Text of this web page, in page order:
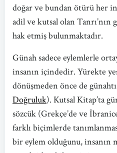
doğar ve bundan ötürü her
adil ve kutsal olan Tanrı’nın
hak etmiş bulunmaktadır.
Günah sadece eylemlerle
insanın içindedir. Yürekte
dönüşmeden önce de
Doğruluk). Kutsal Kitap’ta
sözcük (Grekçe’de ve
farklı biçimlerde
bir eylem olduğunu, insanın